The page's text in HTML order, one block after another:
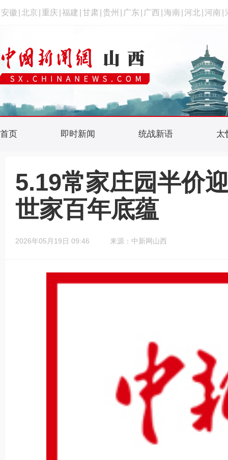
安徽 北京 重庆 福建 甘肃 贵州 广东 广西 海南 河北 河南
首页 即时新闻 统战新语 太
5.19常家庄园半价
世家百年底蕴
2026年05月19日 09:46 来源：中新网山西